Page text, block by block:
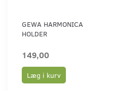
GEWA HARMONICA
HOLDER
149,00
Læg i kurv